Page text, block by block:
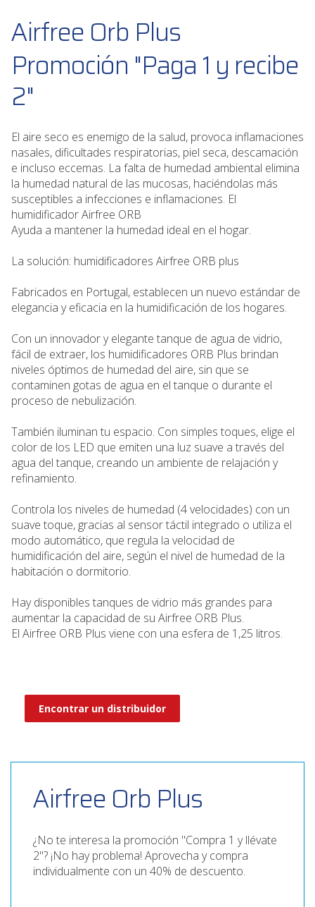
Airfree Orb Plus
Promoción "Paga 1 y recibe
2"
El aire seco es enemigo de la salud, provoca inflamaciones
nasales, dificultades respiratorias, piel seca, descamación
e incluso eccemas. La falta de humedad ambiental elimina
la humedad natural de las mucosas, haciéndolas más
susceptibles a infecciones e inflamaciones. El
humidificador Airfree ORB
Ayuda a mantener la humedad ideal en el hogar.
La solución: humidificadores Airfree ORB plus
Fabricados en Portugal, establecen un nuevo estándar de
elegancia y eficacia en la humidificación de los hogares.
Con un innovador y elegante tanque de agua de vidrio,
fácil de extraer, los humidificadores ORB Plus brindan
niveles óptimos de humedad del aire, sin que se
contaminen gotas de agua en el tanque o durante el
proceso de nebulización.
También iluminan tu espacio. Con simples toques, elige el
color de los LED que emiten una luz suave a través del
agua del tanque, creando un ambiente de relajación y
refinamiento.
Controla los niveles de humedad (4 velocidades) con un
suave toque, gracias al sensor táctil integrado o utiliza el
modo automático, que regula la velocidad de
humidificación del aire, según el nivel de humedad de la
habitación o dormitorio.
Hay disponibles tanques de vidrio más grandes para
aumentar la capacidad de su Airfree ORB Plus.
El Airfree ORB Plus viene con una esfera de 1,25 litros.
Encontrar un distribuidor
Airfree Orb Plus
¿No te interesa la promoción "Compra 1 y llévate
2"? ¡No hay problema! Aprovecha y compra
individualmente con un 40% de descuento.